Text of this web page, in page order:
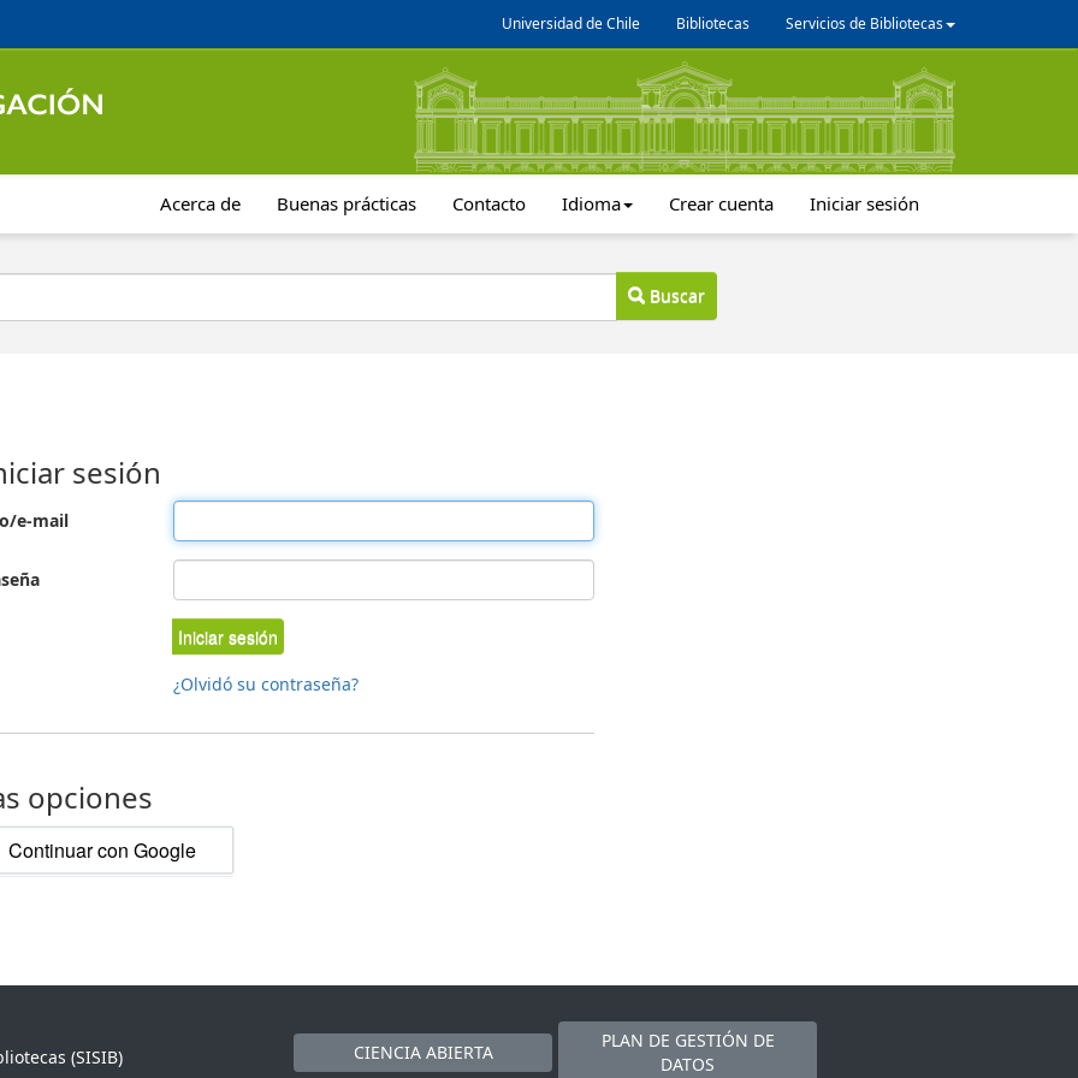
Universidad de Chile Bibliotecas Servicios de Bibliotecas
Acerca de Buenas prácticas Contacto Idioma Crear cuenta Iniciar sesión
Buscar
sesión
e-mail
Iniciar sesión
¿Olvidó su contraseña?
opciones
Continuar con Google
(SISIB)
CIENCIA ABIERTA
PLAN DE GESTIÓN DE
DATOS